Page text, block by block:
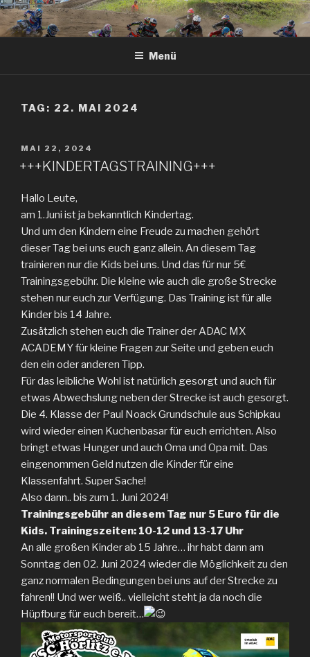
Zum
Inhalt
springen
Menü
TAG: 22. MAI 2024
VERÖFFENTLICHT
AM
MAI 22, 2024
+++KINDERTAGSTRAINING+++
Hallo Leute,
am 1.Juni ist ja bekanntlich Kindertag.
Und um den Kindern eine Freude zu machen gehört
dieser Tag bei uns euch ganz allein. An diesem Tag
trainieren nur die Kids bei uns. Und das für nur 5€
Trainingsgebühr. Die kleine wie auch die große Strecke
stehen nur euch zur Verfügung. Das Training ist für alle
Kinder bis 14 Jahre.
Zusätzlich stehen euch die Trainer der ADAC MX
ACADEMY für kleine Fragen zur Seite und geben euch
den ein oder anderen Tipp.
Für das leibliche Wohl ist natürlich gesorgt und auch für
etwas Abwechslung neben der Strecke ist auch gesorgt.
Die 4. Klasse der Paul Noack Grundschule aus Schipkau
wird wieder einen Kuchenbasar für euch errichten. Also
bringt etwas Hunger und auch Oma und Opa mit. Das
eingenommen Geld nutzen die Kinder für eine
Klassenfahrt. Super Sache!
Also dann.. bis zum 1. Juni 2024!
Trainingsgebühr an diesem Tag nur 5 Euro für die
Kids. Trainingszeiten: 10-12 und 13-17 Uhr
An alle großen Kinder ab 15 Jahre… ihr habt dann am
Sonntag den 02. Juni 2024 wieder die Möglichkeit zu den
ganz normalen Bedingungen bei uns auf der Strecke zu
fahren!! Und wer weiß.. vielleicht steht ja da noch die
Hüpfburg für euch bereit…